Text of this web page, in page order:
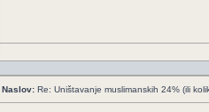
Naslov: Re: Uništavanje muslimanskih 24% (ili